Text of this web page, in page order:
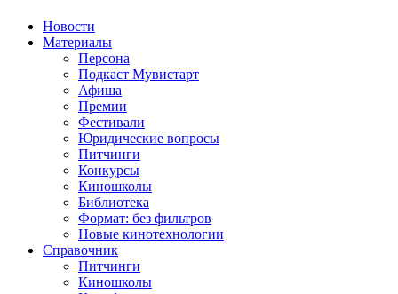
Новости
Материалы
Персона
Подкаст Мувистарт
Афиша
Премии
Фестивали
Юридические вопросы
Питчинги
Конкурсы
Киношколы
Библиотека
Формат: без фильтров
Новые кинотехнологии
Справочник
Питчинги
Киношколы